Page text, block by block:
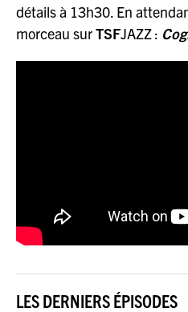
détails à 13h30. En
morceau surTSFJAZZ :
LES DERNIERS ÉPISODES